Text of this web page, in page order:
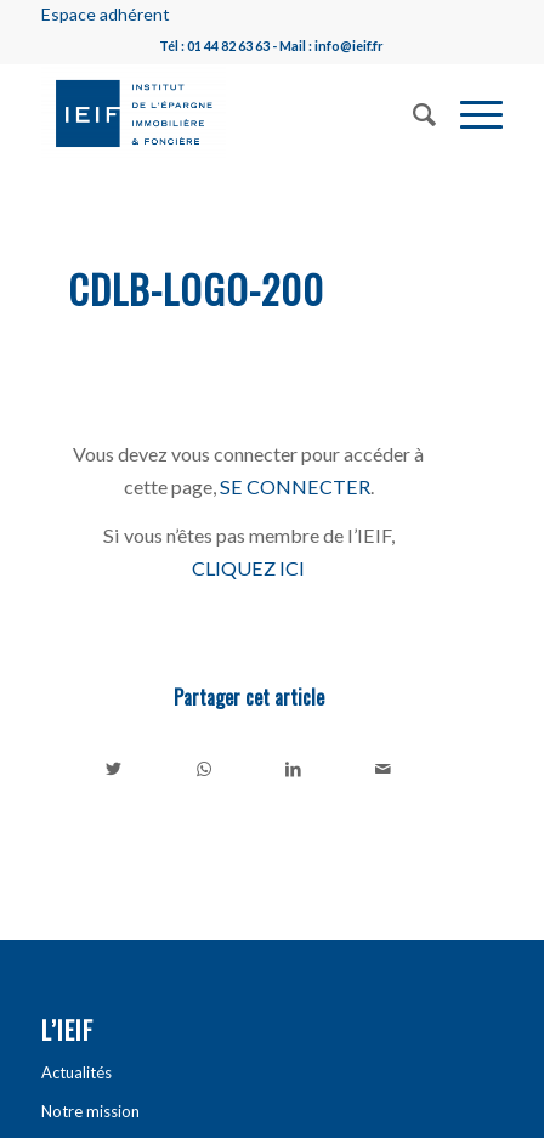
Espace adhérent
Tél : 01 44 82 63 63 - Mail : info@ieif.fr
CDLB-LOGO-200
Vous devez vous connecter pour accéder à
cette page, SE CONNECTER
Si vous n’êtes pas membre de l’IEIF,
CLIQUEZ ICI
Partager cet article
L’IEIF
Actualités
Notre mission